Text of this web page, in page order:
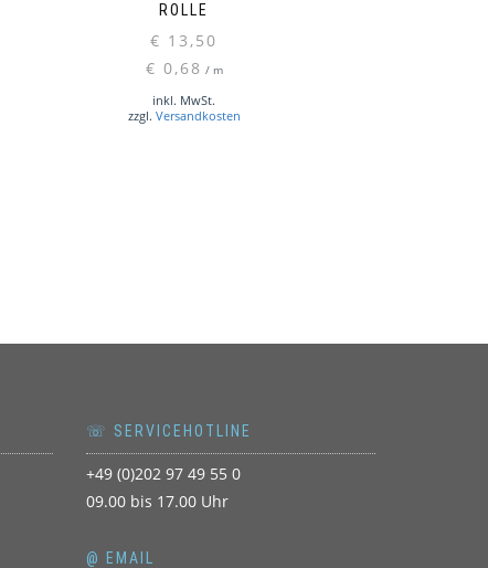
ROLLE
€ 13,50
€ 0,68 / m
inkl. MwSt.
zzgl. Versandkosten
☏ SERVICEHOTLINE
+49 (0)202 97 49 55 0
09.00 bis 17.00 Uhr
@ EMAIL